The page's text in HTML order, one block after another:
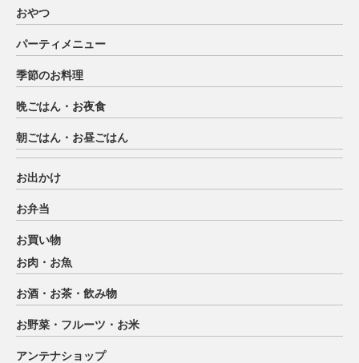
おやつ
パーティメニュー
季節のお料理
晩ごはん・お夜食
朝ごはん・お昼ごはん
お出かけ
お弁当
お買い物
お肉・お魚
お酒・お茶・飲み物
お野菜・フルーツ・お米
アンテナショップ